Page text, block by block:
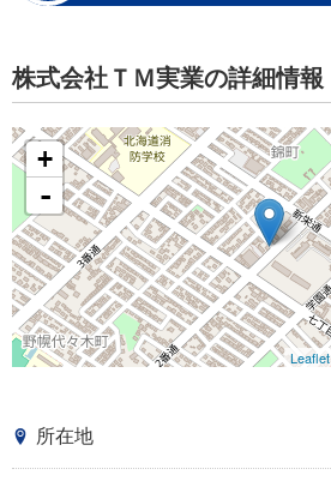
株式会社ＴＭ実業の詳細情報
+
-
Leaflet
所在地